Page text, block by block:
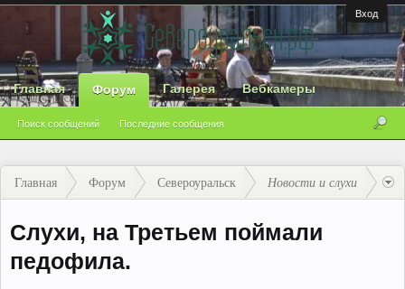
Вход
Главная Форум
Поиск сообщений Последние сообщения
Галерея Вебкамеры
Главная Форум Североуральск Новости и слухи
Слухи, на Третьем поймали
педофила.